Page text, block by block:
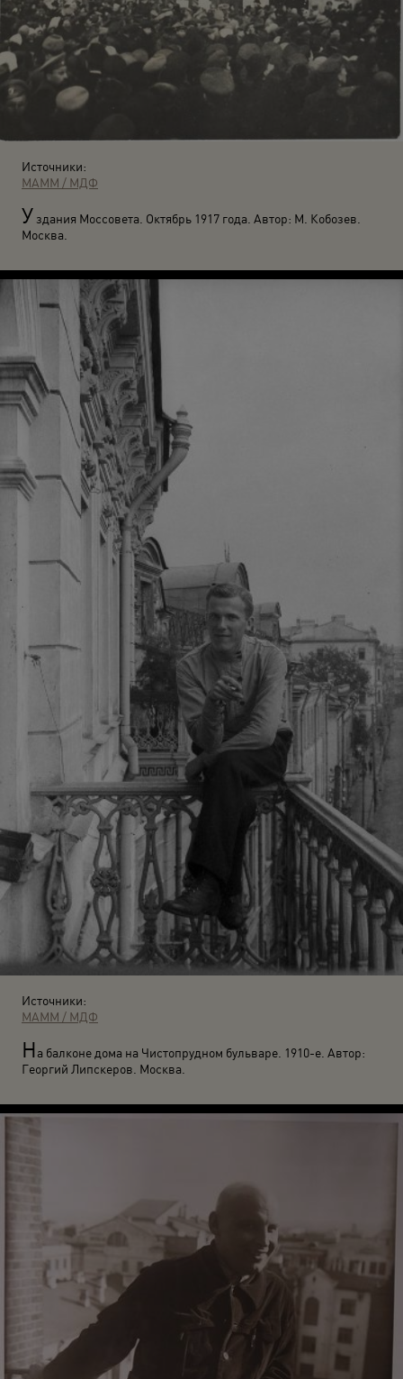
Источники:
МАММ / МДФ
У здания Моссовета. Октябрь 1917 года. Автор: М. Кобозев.
Москва.
Источники:
МАММ / МДФ
На балконе дома на Чистопрудном бульваре. 1910-е. Автор:
Георгий Липскеров. Москва.